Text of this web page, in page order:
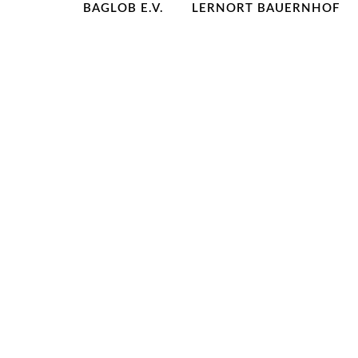
BAGLOB E.V. LERNORT BAUERNHOF